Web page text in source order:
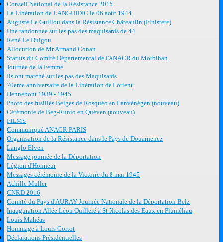
Conseil National de la Résistance 2015
La Libération de LANGUIDIC le 06 août 1944
Auguste Le Guillou dans la Résistance Châteaulin (Finistère)
Une randonnée sur les pas des maquisards de 44
René Le Duigou
Allocution de Mr Armand Conan
Statuts du Comité Départemental de l'ANACR du Morbihan
Journée de la Femme
Ils ont marché sur les pas des Maquisards
70eme anniversaire de la Libération de Lorient
Hennebont 1939 - 1945
Photo des fusillés Belges de Rosquéo en Lanvénégen (nouveau)
Cérémonie de Beg-Runio en Quéven (nouveau)
FILMS
Communiqué ANACR PARIS
Organisation de la Résistance dans le Pays de Douarnenez
Langlo Elven
Message journée de la Déportation
Légion d'Honneur
Messages cérémonie de la Victoire du 8 mai 1945
Achille Muller
CNRD 2016
Comité du Pays d'AURAY Journée Nationale de la Déportation Belz
Inauguration Allée Léon Quilleré à St Nicolas des Eaux en Pluméliau
Louis Mahéas
Hommage à Louis Cortot
Déclarations Présidentielles